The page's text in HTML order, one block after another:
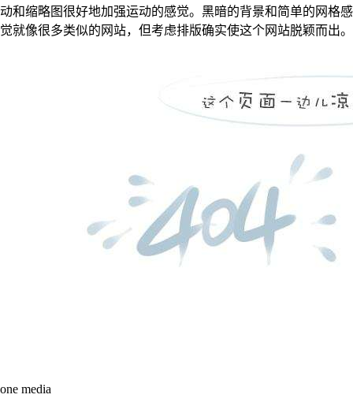
动和缩略图很好地加强运动的感觉。黑暗的背景和简单的网格感
觉就像很多类似的网站，但考虑排版确实使这个网站脱颖而出。
one media